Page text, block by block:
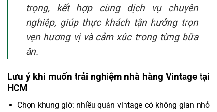
trọng, kết hợp cùng dịch vụ chuyên
nghiệp, giúp thực khách tận hưởng trọn
vẹn hương vị và cảm xúc trong từng bữa
ăn.
Lưu ý khi muốn trải nghiệm nhà hàng Vintage tại
HCM
Chọn khung giờ: nhiều quán vintage có không gian nhỏ